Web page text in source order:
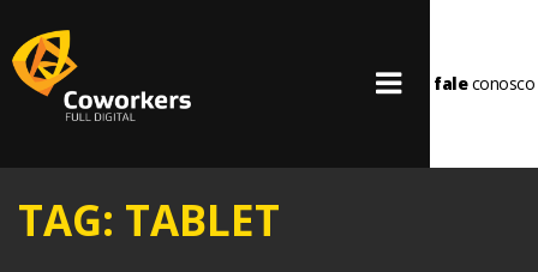
faleconosco
TAG: TABLET